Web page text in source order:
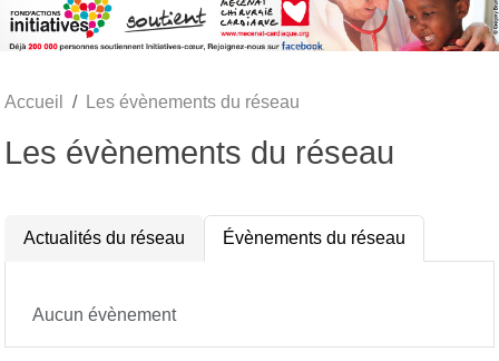
Accueil Les évènements du réseau
Les évènements du réseau
Actualités du réseau Évènements du réseau
Aucun évènement